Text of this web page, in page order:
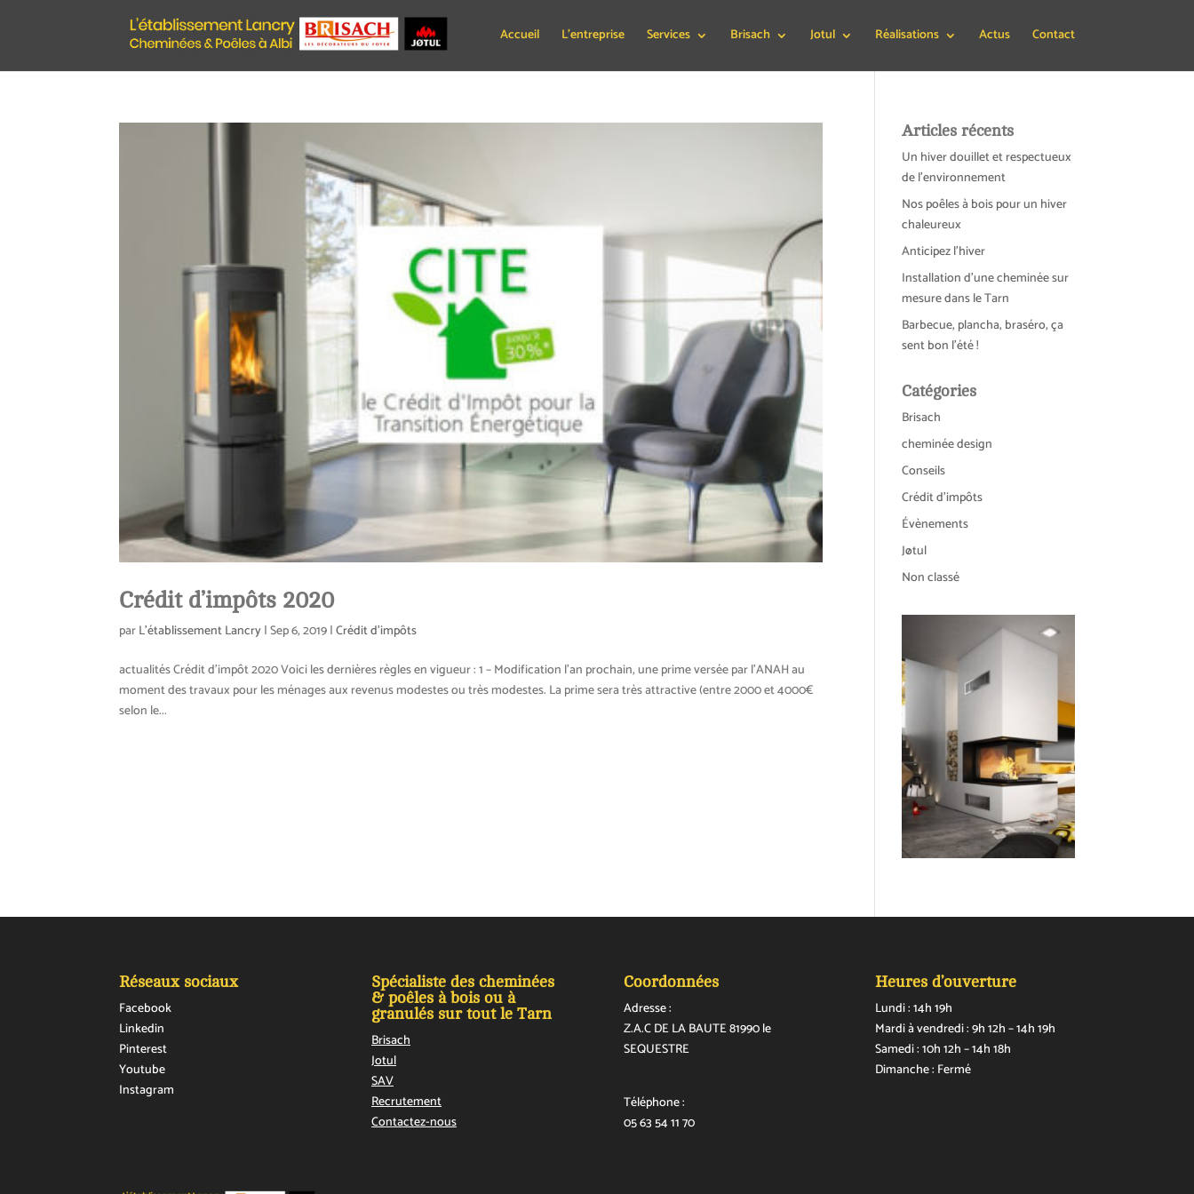
Accueil L’entreprise Services Brisach Jotul Réalisations Actus Contact
Crédit d’impôts 2020
parL'établissement Lancry|Sep 6, 2019|Crédit d'impôts
actualités Crédit d’impôt 2020 Voici les dernières règles en vigueur : 1 – Modification l’an prochain, une prime versée par l’ANAH au
moment des travaux pour les ménages aux revenus modestes ou très modestes. La prime sera très attractive (entre 2000 et 4000€
selon le...
Articles récents
Un hiver douillet et respectueux
de l’environnement
Nos poêles à bois pour un hiver
chaleureux
Anticipez l’hiver
Installation d’une cheminée sur
mesure dans le Tarn
Barbecue, plancha, braséro, ça
sent bon l’été !
Catégories
Brisach
cheminée design
Conseils
Crédit d'impôts
Évènements
Jøtul
Non classé
Réseaux sociaux
Facebook
Linkedin
Pinterest
Youtube
Instagram
Spécialiste des cheminées
& poêles à bois ou à
granulés sur tout le Tarn
Brisach
Jotul
SAV
Recrutement
Contactez-nous
Coordonnées
Adresse :
Z.A.C DE LA BAUTE81990 le
SEQUESTRE
Téléphone :
05 63 54 11 70
Heures d’ouverture
Lundi : 14h 19h
Mardi à vendredi : 9h 12h – 14h 19h
Samedi : 10h 12h – 14h 18h
Dimanche : Fermé